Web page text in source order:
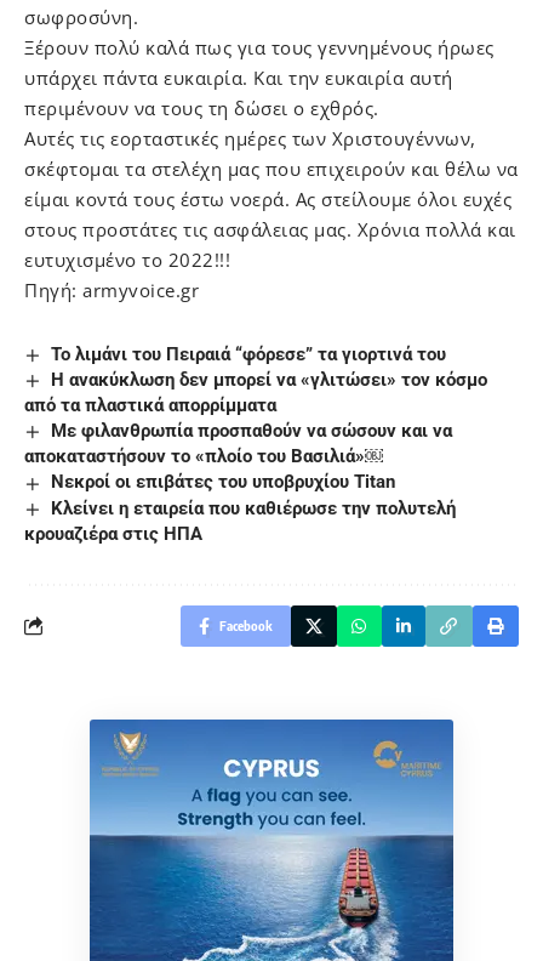
σωφροσύνη.
Ξέρουν πολύ καλά πως για τους γεννημένους ήρωες
υπάρχει πάντα ευκαιρία. Και την ευκαιρία αυτή
περιμένουν να τους τη δώσει ο εχθρός.
Αυτές τις εορταστικές ημέρες των Χριστουγέννων,
σκέφτομαι τα στελέχη μας που επιχειρούν και θέλω να
είμαι κοντά τους έστω νοερά. Ας στείλουμε όλοι ευχές
στους προστάτες τις ασφάλειας μας. Χρόνια πολλά και
ευτυχισμένο το 2022!!!
Πηγή: armyvoice.gr
Το λιμάνι του Πειραιά “φόρεσε” τα γιορτινά του
Η ανακύκλωση δεν μπορεί να «γλιτώσει» τον κόσμο
από τα πλαστικά απορρίμματα
Με φιλανθρωπία προσπαθούν να σώσουν και να
αποκαταστήσουν το «πλοίο του Βασιλιά»￼
Νεκροί οι επιβάτες του υποβρυχίου Titan
Κλείνει η εταιρεία που καθιέρωσε την πολυτελή
κρουαζιέρα στις ΗΠΑ
Facebook